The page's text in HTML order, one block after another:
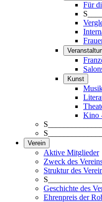
Für
Kunst
Kino
Verein
Aktive Mitglieder
Zweck des
Struktur des
Geschichte des
Ehrenpreis der